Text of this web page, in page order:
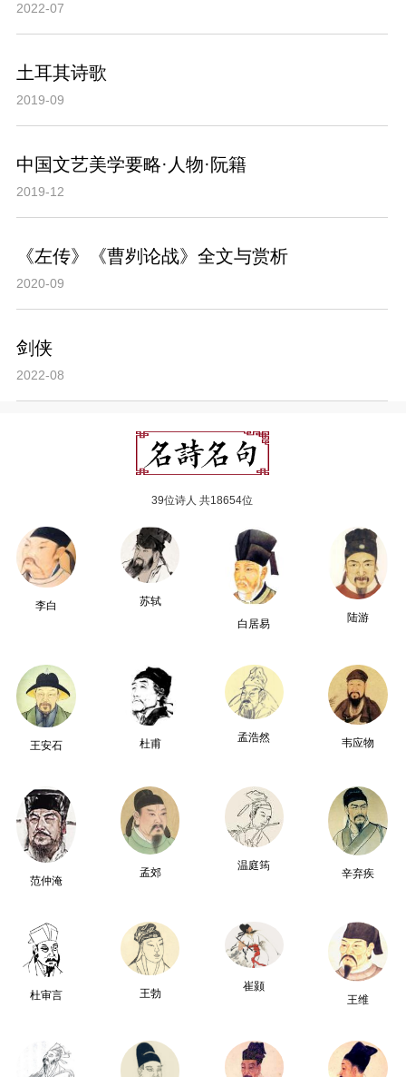
2022-07
土耳其诗歌
2019-09
中国文艺美学要略·人物·阮籍
2019-12
《左传》《曹刿论战》全文与赏析
2020-09
剑侠
2022-08
39位诗人 共18654位
李白
苏轼
白居易
陆游
王安石 杜甫
孟浩然 韦应物
范仲淹
孟郊
温庭筠
辛弃疾
杜审言 王勃
崔颢
王维